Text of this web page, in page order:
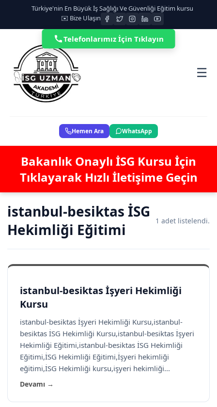
Türkiye'nin En Büyük İş Sağlığı Ve Güvenliği Eğitim kursu
✉️ Bize Ulaşın
☰
Hemen Ara WhatsApp
Bakanlık Onaylı İSG Kursu İçin
Tıklayarak Hızlı İletişime Geçin
istanbul-besiktas İSG
Hekimliği Eğitimi
1 adet listelendi.
istanbul-besiktas İşyeri Hekimliği
Kursu
istanbul-besiktas İşyeri Hekimliği Kursu,istanbul-
besiktas İSG Hekimliği Kursu,istanbul-besiktas İşyeri
Hekimliği Eğitimi,istanbul-besiktas İSG Hekimliği
Eğitimi,İSG Hekimliği Eğitimi,İşyeri hekimliği
eğitimi,İSG Hekimliği kursu,işyeri hekimliği...
Devamı →
Telefonlarımız İçin Tıklayın